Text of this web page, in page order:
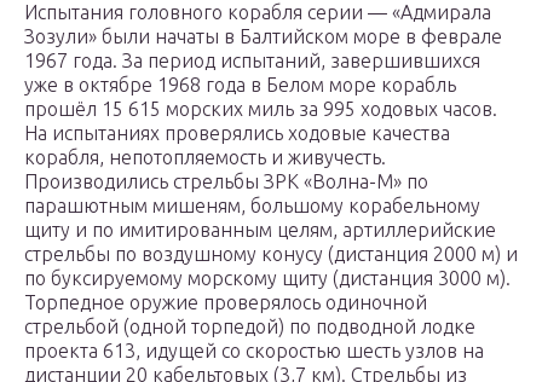
Испытания головного корабля серии — «Адмирала
Зозули» были начаты в Балтийском море в феврале
1967 года. За период испытаний, завершившихся
уже в октябре 1968 года в Белом море корабль
прошёл 15 615 морских миль за 995 ходовых часов.
На испытаниях проверялись ходовые качества
корабля, непотопляемость и живучесть.
Производились стрельбы ЗРК «Волна-М» по
парашютным мишеням, большому корабельному
щиту и по имитированным целям, артиллерийские
стрельбы по воздушному конусу (дистанция 2000 м) и
по буксируемому морскому щиту (дистанция 3000 м).
Торпедное оружие проверялось одиночной
стрельбой (одной торпедой) по подводной лодке
проекта 613, идущей со скоростью шесть узлов на
дистанции 20 кабельтовых (3,7 км). Стрельбы из